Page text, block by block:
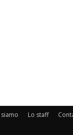
siamo Lo staff